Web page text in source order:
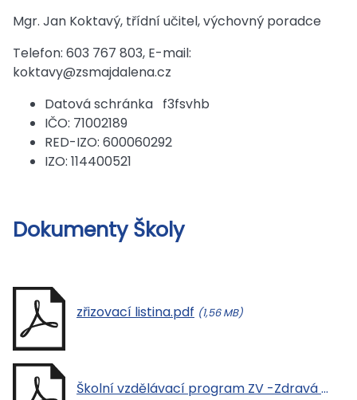
Mgr. Jan Koktavý, třídní učitel, výchovný poradce
Telefon: 603 767 803, E-mail:
koktavy@zsmajdalena.cz
​Datová schránka f3fsvhb
IČO: 71002189
RED-IZO: 600060292
IZO: 114400521
Dokumenty Školy
zřizovací listina.pdf (1,56 MB)
Školní vzdělávací program ZV -Zdravá škola rodinného typu - nový.pdf